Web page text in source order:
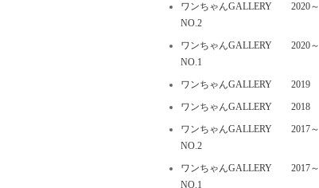
ワンちゃんGALLERY 2020～
NO.2
ワンちゃんGALLERY 2020～
NO.1
ワンちゃんGALLERY 2019
ワンちゃんGALLERY 2018
ワンちゃんGALLERY 2017～
NO.2
ワンちゃんGALLERY 2017～
NO.1